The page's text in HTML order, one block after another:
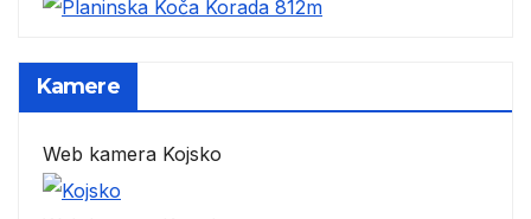
Kamere
Web kamera Kojsko